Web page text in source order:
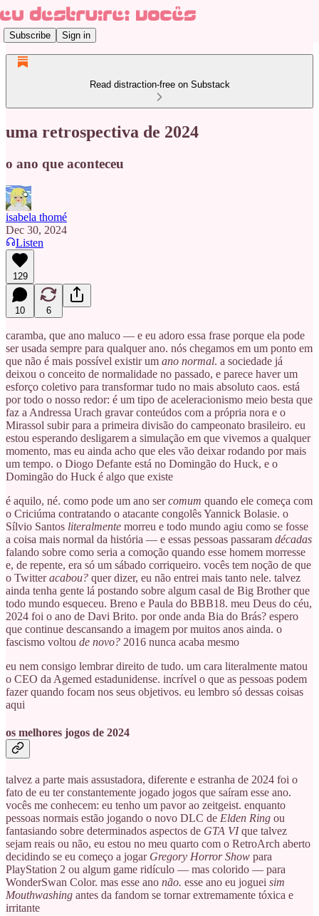
Subscribe Sign in
Read distraction-free on Substack
uma retrospectiva de 2024
o ano que aconteceu
isabela thomé
Dec 30, 2024
Listen
129
10 6
caramba, que ano maluco — e eu adoro essa frase porque ela pode
ser usada sempre para qualquer ano. nós chegamos em um ponto em
que não é mais possível existir um ano normal. a sociedade já
deixou o conceito de normalidade no passado, e parece haver um
esforço coletivo para transformar tudo no mais absoluto caos. está
por todo o nosso redor: é um tipo de aceleracionismo meio besta que
faz a Andressa Urach gravar conteúdos com a própria nora e o
Mirassol subir para a primeira divisão do campeonato brasileiro. eu
estou esperando desligarem a simulação em que vivemos a qualquer
momento, mas eu ainda acho que eles vão deixar rodando por mais
um tempo. o Diogo Defante está no Domingão do Huck, e o
Domingão do Huck é algo que existe
é aquilo, né. como pode um ano sercomum quando ele começa com
o Criciúma contratando o atacante congolês Yannick Bolasie. o
Sílvio Santos literalmente morreu e todo mundo agiu como se fosse
a coisa mais normal da história — e essas pessoas passaram décadas
falando sobre como seria a comoção quando esse homem morresse
e, de repente, era só um sábado corriqueiro. vocês tem noção de que
o Twitteracabou? quer dizer, eu não entrei mais tanto nele. talvez
ainda tenha gente lá postando sobre algum casal de Big Brother que
todo mundo esqueceu. Breno e Paula do BBB18. meu Deus do céu,
2024 foi o ano de Davi Brito. por onde anda Bia do Brás? espero
que continue descansando a imagem por muitos anos ainda. o
fascismo voltou de novo? 2016 nunca acaba mesmo
eu nem consigo lembrar direito de tudo. um cara literalmente matou
o CEO da Agemed estadunidense. incrível o que as pessoas podem
fazer quando focam nos seus objetivos. eu lembro só dessas coisas
aqui
os melhores jogos de 2024
talvez a parte mais assustadora, diferente e estranha de 2024 foi o
fato de eu ter constantemente jogado jogos que saíram esse ano.
vocês me conhecem: eu tenho um pavor ao zeitgeist. enquanto
pessoas normais estão jogando o novo DLC de Elden Ring ou
fantasiando sobre determinados aspectos de GTA VIque talvez
sejam reais ou não, eu estou no meu quarto com o RetroArch aberto
decidindo se eu começo a jogar Gregory Horror Show para
PlayStation 2 ou algum game ridículo — mas colorido — para
WonderSwan Color. mas esse ano não. esse ano eu joguei sim
Mouthwashing antes da fandom se tornar extremamente tóxica e
irritante